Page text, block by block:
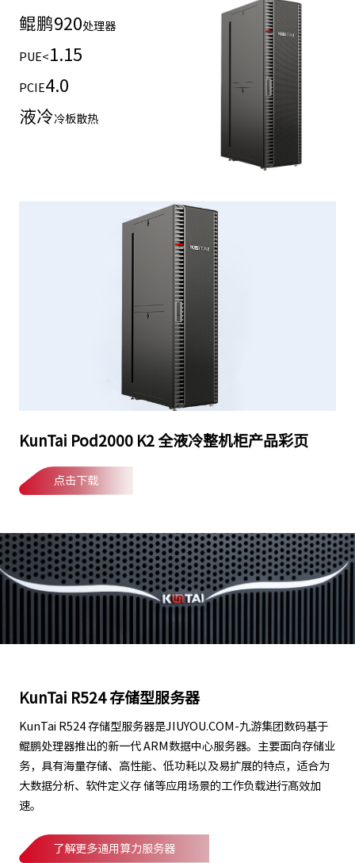
鲲鹏920处理器
PUE< 1.15
PCIE4.0
液冷冷板散热
KunTai Pod2000 K2 全液冷整机柜产品彩页
点击下载
KunTai R524 存储型服务器
KunTai R524 存储型服务器是JIUYOU.COM-九游集团数码基于
鲲鹏处理器推出的新一代 ARM数据中心服务器。主要面向存储业
务，具有海量存储、高性能、低功耗以及易扩展的特点，适合为
大数据分析、软件定义存 储等应用场景的工作负载进行髙效加
速。
了解更多通用算力服务器